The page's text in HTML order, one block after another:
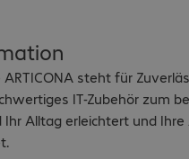
ARTICONA steht für
IT-Zubehör zum
Ihr Alltag erleichtert und